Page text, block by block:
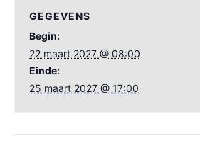
GEGEVENS
Begin:
22 maart 2027 @ 08:00
Einde:
25 maart 2027 @ 17:00